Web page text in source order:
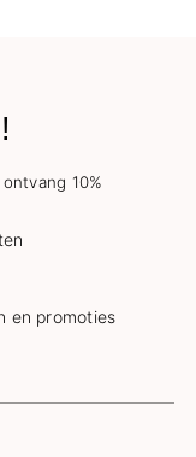
10%
en promoties